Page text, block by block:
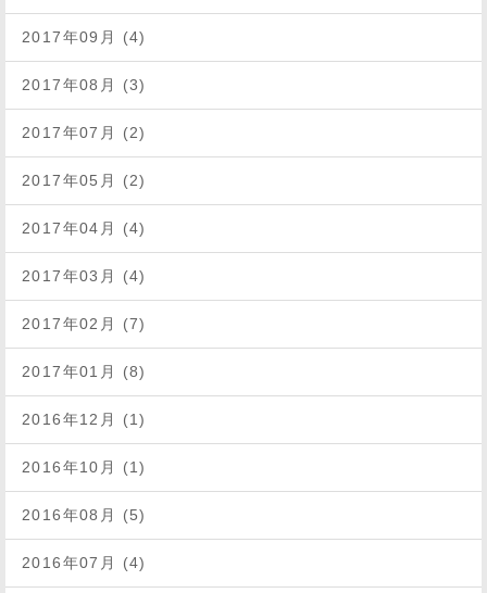
2017年09月 (4)
2017年08月 (3)
2017年07月 (2)
2017年05月 (2)
2017年04月 (4)
2017年03月 (4)
2017年02月 (7)
2017年01月 (8)
2016年12月 (1)
2016年10月 (1)
2016年08月 (5)
2016年07月 (4)